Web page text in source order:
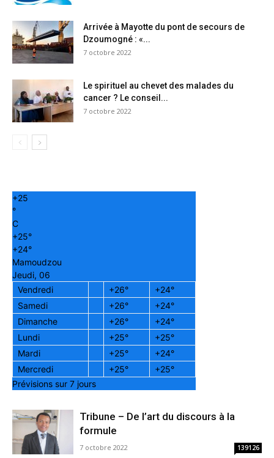
Arrivée à Mayotte du pont de secours de
Dzoumogné : «...
7 octobre 2022
Le spirituel au chevet des malades du
cancer ? Le conseil...
7 octobre 2022
+25
°
C
+25°
+24°
Mamoudzou
Jeudi, 06
Vendredi
+26° +24°
Samedi
+26° +24°
Dimanche
+26° +24°
Lundi
+25° +25°
Mardi
+25° +24°
Mercredi
+25° +25°
Prévisions sur 7 jours
Tribune – De l’art du discours à la
formule
7 octobre 2022 139126